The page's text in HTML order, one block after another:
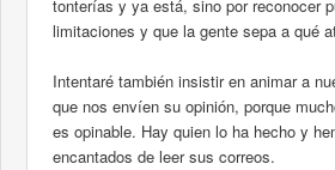
tonterías y ya está, sino por reconocer
limitaciones y que la gente sepa a qué
Intentaré también insistir en animar a
que nos envíen su opinión, porque
es opinable. Hay quien lo ha hecho y
encantados de leer sus correos.